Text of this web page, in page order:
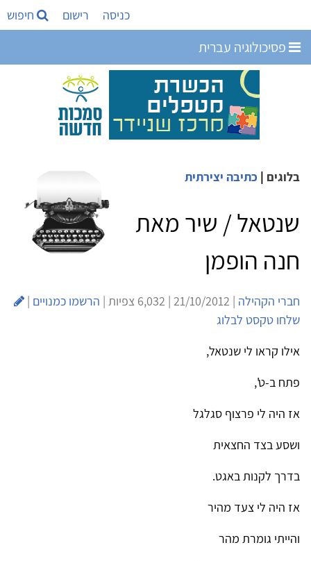
כניסה רישום חיפוש
פסיכולוגיה עברית
בלוגים | כתיבה יצירתית
שנטאל / שיר מאת
חנה הופמן
חברי הקהילה | 21/10/2012 | 6,032 צפיות | הרשמו כמנויים |
שלחו טקסט לבלוג
אילו קראו לי שנטאל,
פתח ב-ט',
אז היה לי פרצוף סגלגל
ושסע בצד החצאית
בדרך לקנות באגט.
אז היה לי צעד מהיר
והייתי גומרת מהר